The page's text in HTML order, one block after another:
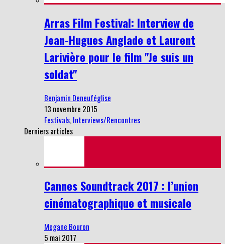
Arras Film Festival: Interview de
Jean-Hugues Anglade et Laurent
Larivière pour le film "Je suis un
soldat"
Benjamin Deneuféglise
13 novembre 2015
Festivals,Interviews/Rencontres
Derniers articles
Cannes Soundtrack 2017 : l’union
cinématographique et musicale
Megane Bouron
5 mai 2017